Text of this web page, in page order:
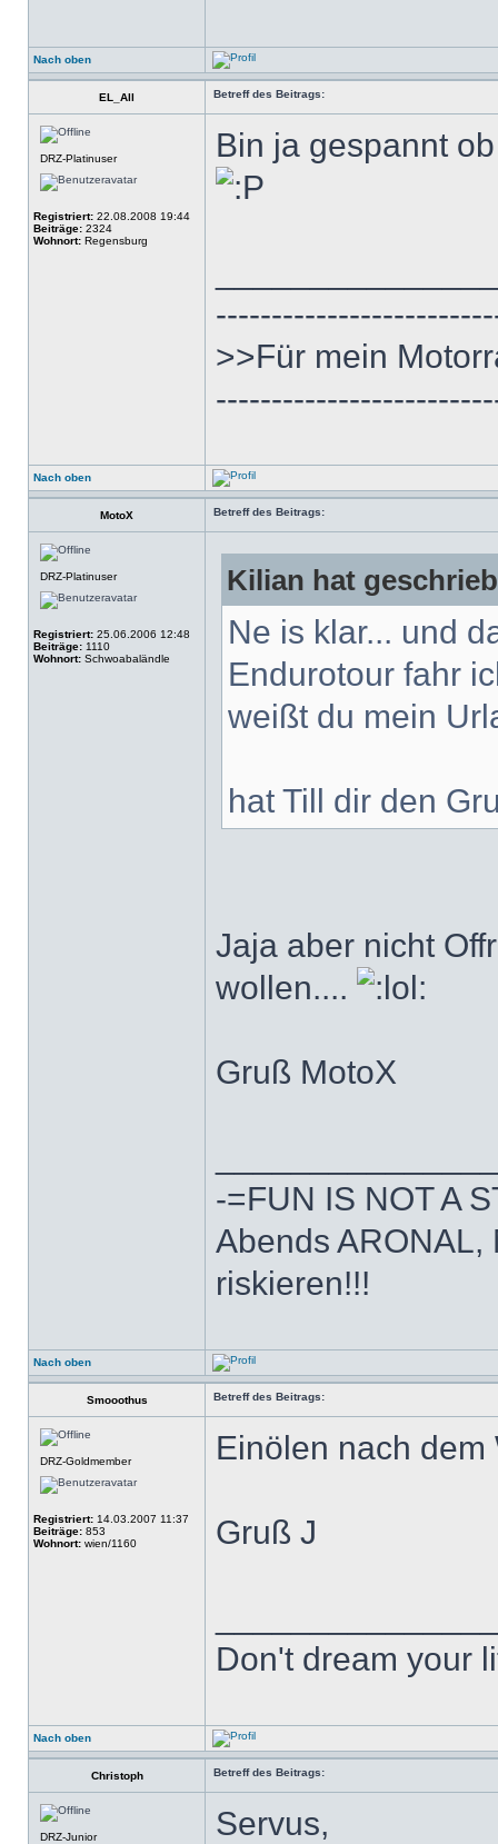
Nach oben
EL_All Betreff des Beitrags:
DRZ-Platinuser
Registriert: 22.08.2008 19:44
Beiträge: 2324
Wohnort: Regensburg
Bin ja gespannt
>>Für mein
Nach oben
MotoX Betreff des Beitrags:
DRZ-Platinuser
Registriert: 25.06.2006 12:48
Beiträge: 1110
Wohnort: Schwoabaländle
Kilian hat
Ne is klar... und
Endurotour fahr
weißt du mein
hat Till dir den
Jaja aber nicht
wollen....
Gruß MotoX
-=FUN IS NOT A
Abends ARONAL,
riskieren!!!
Nach oben
Smooothus Betreff des Beitrags:
DRZ-Goldmember
Registriert: 14.03.2007 11:37
Beiträge: 853
Wohnort: wien/1160
Einölen nach
Gruß J
Don't dream your
Nach oben
Christoph Betreff des Beitrags:
DRZ-Junior Servus,